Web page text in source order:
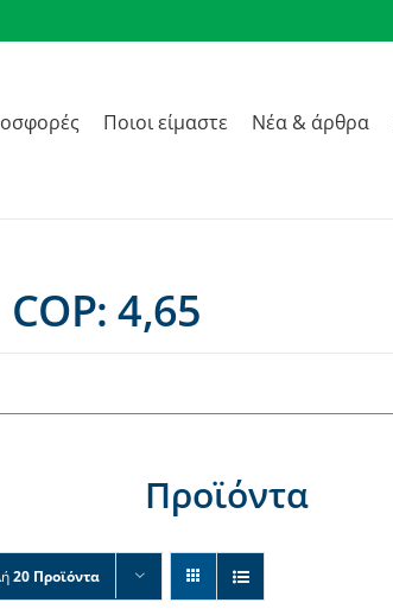
Ποιοι είμαστε Νέα & άρθρα
COP: 4,65
Προϊόντα
20 Προϊόντα